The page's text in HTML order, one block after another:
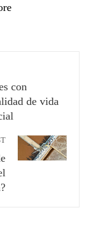
con
de vida